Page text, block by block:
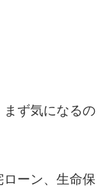
ず気になるの
ローン、生命保